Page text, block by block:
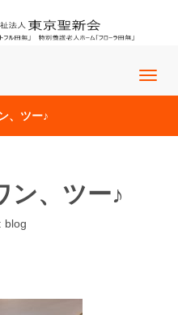
、ツー♪
、ツー♪
blog